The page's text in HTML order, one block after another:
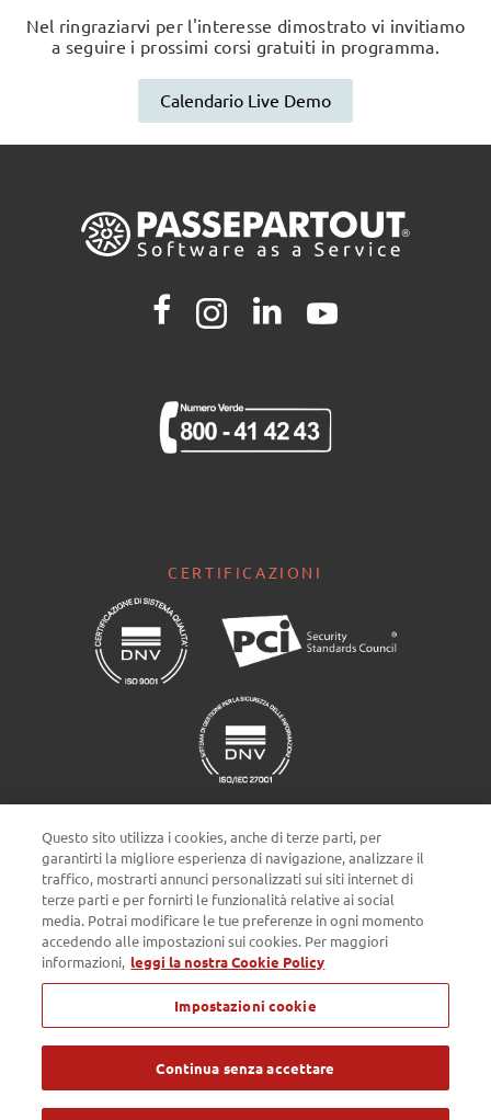
Nel ringraziarvi per l'interesse dimostrato vi invitiamo
a seguire i prossimi corsi gratuiti in programma.
Calendario Live Demo
CERTIFICAZIONI
Impostazioni cookie
Privacy policy Cookie Policy
Passepartout s.p.a. - Società a socio unico - c/o SM HUB - Via
Consiglio dei Sessanta 99, 47891 Dogana Repubblica di San Marino
- Tel. 0549 978011 - Numero Verde 800 414243 - Codice Operatore
Economico SM03473 - Iscrizione Registro Società n° 6210 del 6
agosto 2010 - Iscrizione Registro delle attività e-commerce n° 55 -
Capitale Sociale € 4.800.000 i.v. - Tutti i diritti riservati
Questo sito utilizza i cookies, anche di terze parti, per
garantirti la migliore esperienza di navigazione, analizzare il
traffico, mostrarti annunci personalizzati sui siti internet di
terze parti e per fornirti le funzionalità relative ai social
media. Potrai modificare le tue preferenze in ogni momento
accedendo alle impostazioni sui cookies. Per maggiori
informazioni, leggi la nostra Cookie Policy
Impostazioni cookie
Continua senza accettare